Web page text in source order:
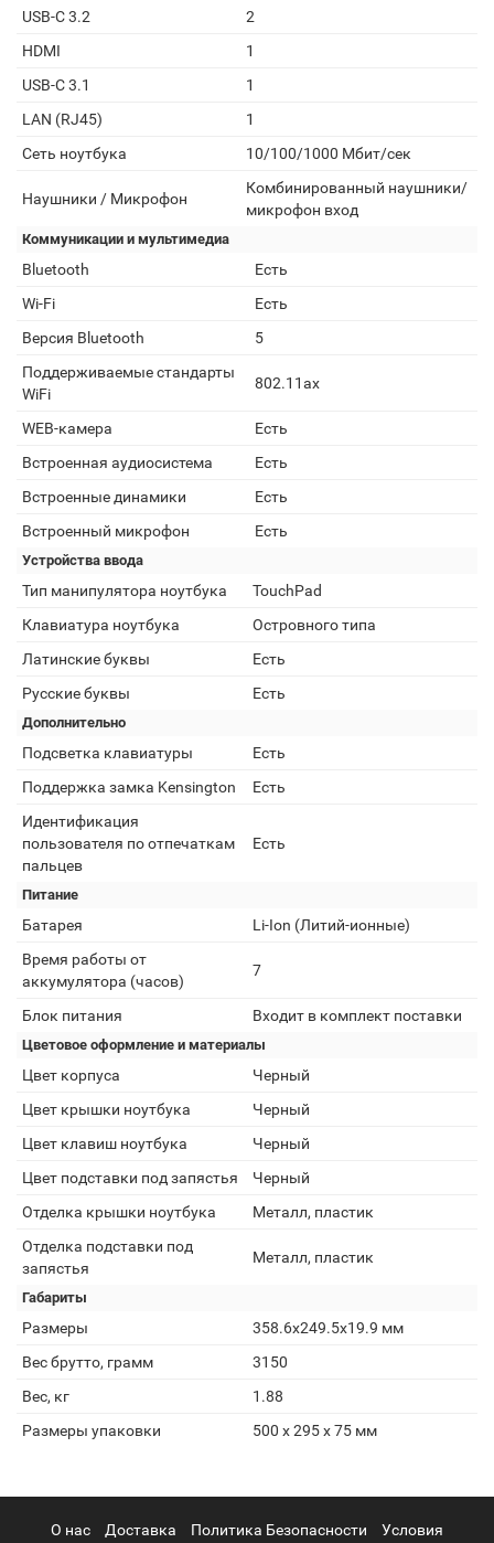
USB-C 3.2
2
HDMI
1
USB-C 3.1
1
LAN (RJ45)
1
Сеть ноутбука
10/100/1000 Мбит/сек
Наушники / Микрофон
Комбинированный наушники/
микрофон вход
Коммуникации и мультимедиа
Bluetooth
Есть
Wi-Fi
Есть
Версия Bluetooth
5
Поддерживаемые стандарты
WiFi
802.11ax
WEB-камера
Есть
Встроенная аудиосистема
Есть
Встроенные динамики
Есть
Встроенный микрофон
Есть
Устройства ввода
Тип манипулятора ноутбука
TouchPad
Клавиатура ноутбука
Островного типа
Латинские буквы
Есть
Русские буквы
Есть
Дополнительно
Подсветка клавиатуры
Есть
Поддержка замка Kensington
Есть
Идентификация
пользователя по отпечаткам
пальцев
Есть
Питание
Батарея
Li-Ion (Литий-ионные)
Время работы от
аккумулятора (часов)
7
Блок питания Входит в комплект поставки
Цветовое оформление и материалы
Цвет корпуса
Черный
Цвет крышки ноутбука
Черный
Цвет клавиш ноутбука
Черный
Цвет подставки под запястья
Черный
Отделка крышки ноутбука
Металл, пластик
Отделка подставки под
запястья
Металл, пластик
Габариты
Размеры
358.6x249.5x19.9 мм
Вес брутто, грамм
3150
Вес, кг
1.88
Размеры упаковки
500 x 295 x 75 мм
О нас Доставка Политика Безопасности Условия